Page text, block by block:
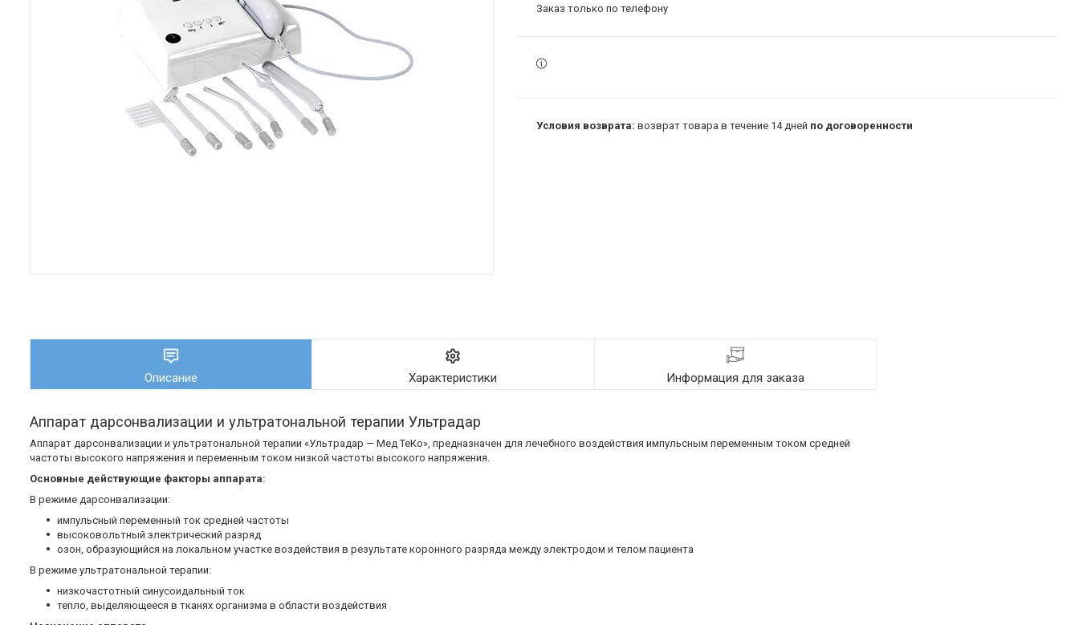
Заказ только по телефону
возврат товара в течение 14 дней по договоренности
Описание Характеристики Информация для заказа
Аппарат дарсонвализации и ультратональной терапии Ультрадар
Аппарат дарсонвализации и ультратональной терапии «Ультрадар — Мед ТеКо», предназначен для лечебного воздействия импульсным переменным током средней
частоты высокого напряжения и переменным током низкой частоты высокого напряжения.
Основные действующие факторы аппарата:
В режиме дарсонвализации:
импульсный переменный ток средней частоты
высоковольтный электрический разряд
озон, образующийся на локальном участке воздействия в результате коронного разряда между электродом и телом пациента
В режиме ультратональной терапии:
низкочастотный синусоидальный ток
тепло, выделяющееся в тканях организма в области воздействия